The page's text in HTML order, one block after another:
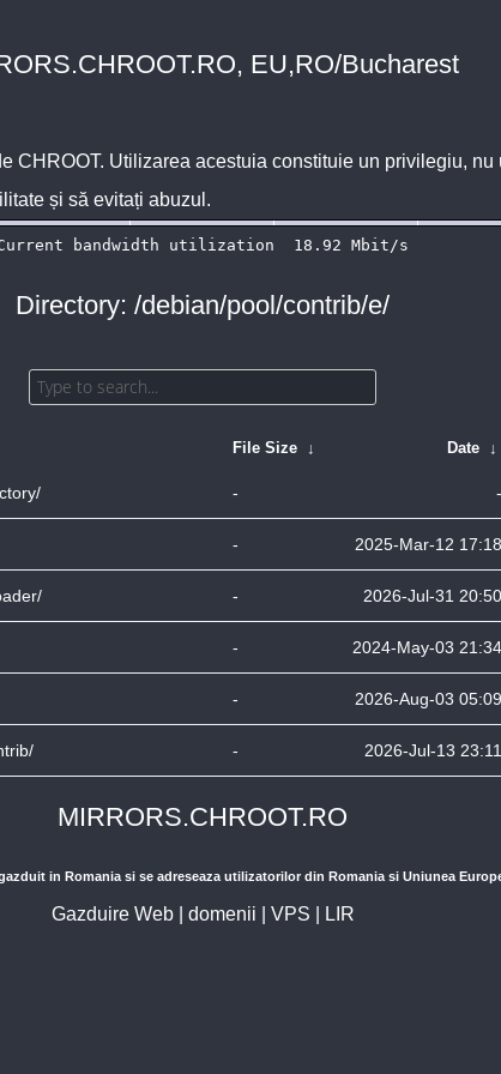
EU,RO/Bucharest
CHROOT. Utilizarea acestuia constituie un privilegiu, nu
și să evitați abuzul.
Directory: /debian/pool/contrib/e/
File Size ↓ Date ↓
- -
- 2025-Mar-12 17:18
- 2026-Jul-31 20:50
- 2024-May-03 21:34
- 2026-Aug-03 05:09
- 2026-Jul-13 23:11
MIRRORS.CHROOT.RO
in Romania si se adreseaza utilizatorilor din Romania si Uniunea
Gazduire Web| domenii VPS LIR